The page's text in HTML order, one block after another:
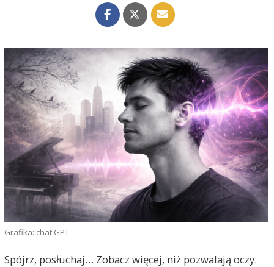
Grafika: chat GPT
Spójrz, posłuchaj… Zobacz więcej, niż pozwalają oczy.